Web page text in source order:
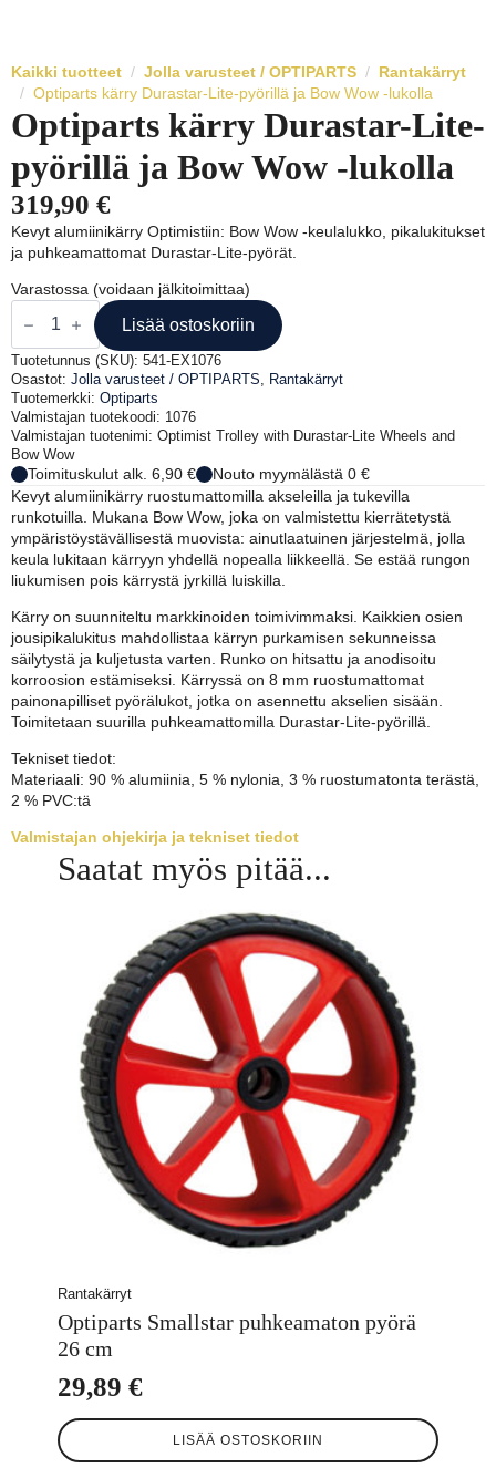
Kaikki tuotteet Jolla varusteet / OPTIPARTS
Rantakärryt
Optiparts kärry Durastar-Lite-pyörillä ja Bow Wow -lukolla
Optiparts kärry Durastar-Lite-
pyörillä ja Bow Wow -lukolla
319,90 €
Kevyt alumiinikärry Optimistiin: Bow Wow -keulalukko, pikalukitukset
ja puhkeamattomat Durastar-Lite-pyörät.
Varastossa (voidaan jälkitoimittaa)
Optiparts
kärry
Durastar-
Lite-
pyörillä
ja
Bow
Wow
-
lukolla
määrä
Lisää ostoskoriin
Tuotetunnus (SKU): 541-EX1076
Osastot: Jolla varusteet / OPTIPARTS
Rantakärryt
Tuotemerkki: Optiparts
Valmistajan tuotekoodi: 1076
Valmistajan tuotenimi: Optimist Trolley with Durastar-Lite Wheels and
Bow Wow
Toimituskulut alk. 6,90 €
Nouto myymälästä 0 €
Kevyt alumiinikärry ruostumattomilla akseleilla ja tukevilla
runkotuilla. Mukana Bow Wow, joka on valmistettu kierrätetystä
ympäristöystävällisestä muovista: ainutlaatuinen järjestelmä, jolla
keula lukitaan kärryyn yhdellä nopealla liikkeellä. Se estää rungon
liukumisen pois kärrystä jyrkillä luiskilla.
Kärry on suunniteltu markkinoiden toimivimmaksi. Kaikkien osien
jousipikalukitus mahdollistaa kärryn purkamisen sekunneissa
säilytystä ja kuljetusta varten. Runko on hitsattu ja anodisoitu
korroosion estämiseksi. Kärryssä on 8 mm ruostumattomat
painonapilliset pyörälukot, jotka on asennettu akselien sisään.
Toimitetaan suurilla puhkeamattomilla Durastar-Lite-pyörillä.
Tekniset tiedot:
Materiaali: 90 % alumiinia, 5 % nylonia, 3 % ruostumatonta terästä,
2 % PVC:tä
Valmistajan ohjekirja ja tekniset tiedot
Saatat myös pitää...
Rantakärryt
Optiparts Smallstar puhkeamaton pyörä
26 cm
29,89 €
LISÄÄ OSTOSKORIIN